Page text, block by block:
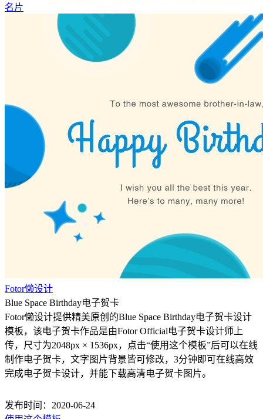
名片
Fotor懒设计
Blue Space Birthday电子贺卡
Fotor懒设计提供精美原创的Blue Space Birthday电子贺卡设计
模板，该电子贺卡作品是由Fotor Official电子贺卡设计师上
传，尺寸为2048px × 1536px，点击“使用这个模板”后可以在线
制作电子贺卡，文字图片背景皆可修改，3分钟即可在线高效
完成电子贺卡设计，并能下载高清电子贺卡图片。
发布时间：2020-06-24